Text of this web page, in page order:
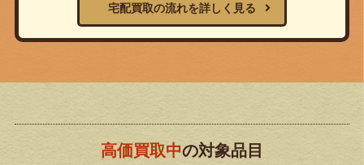
宅配買取の流れを詳しく見る
高価買取中の対象品目